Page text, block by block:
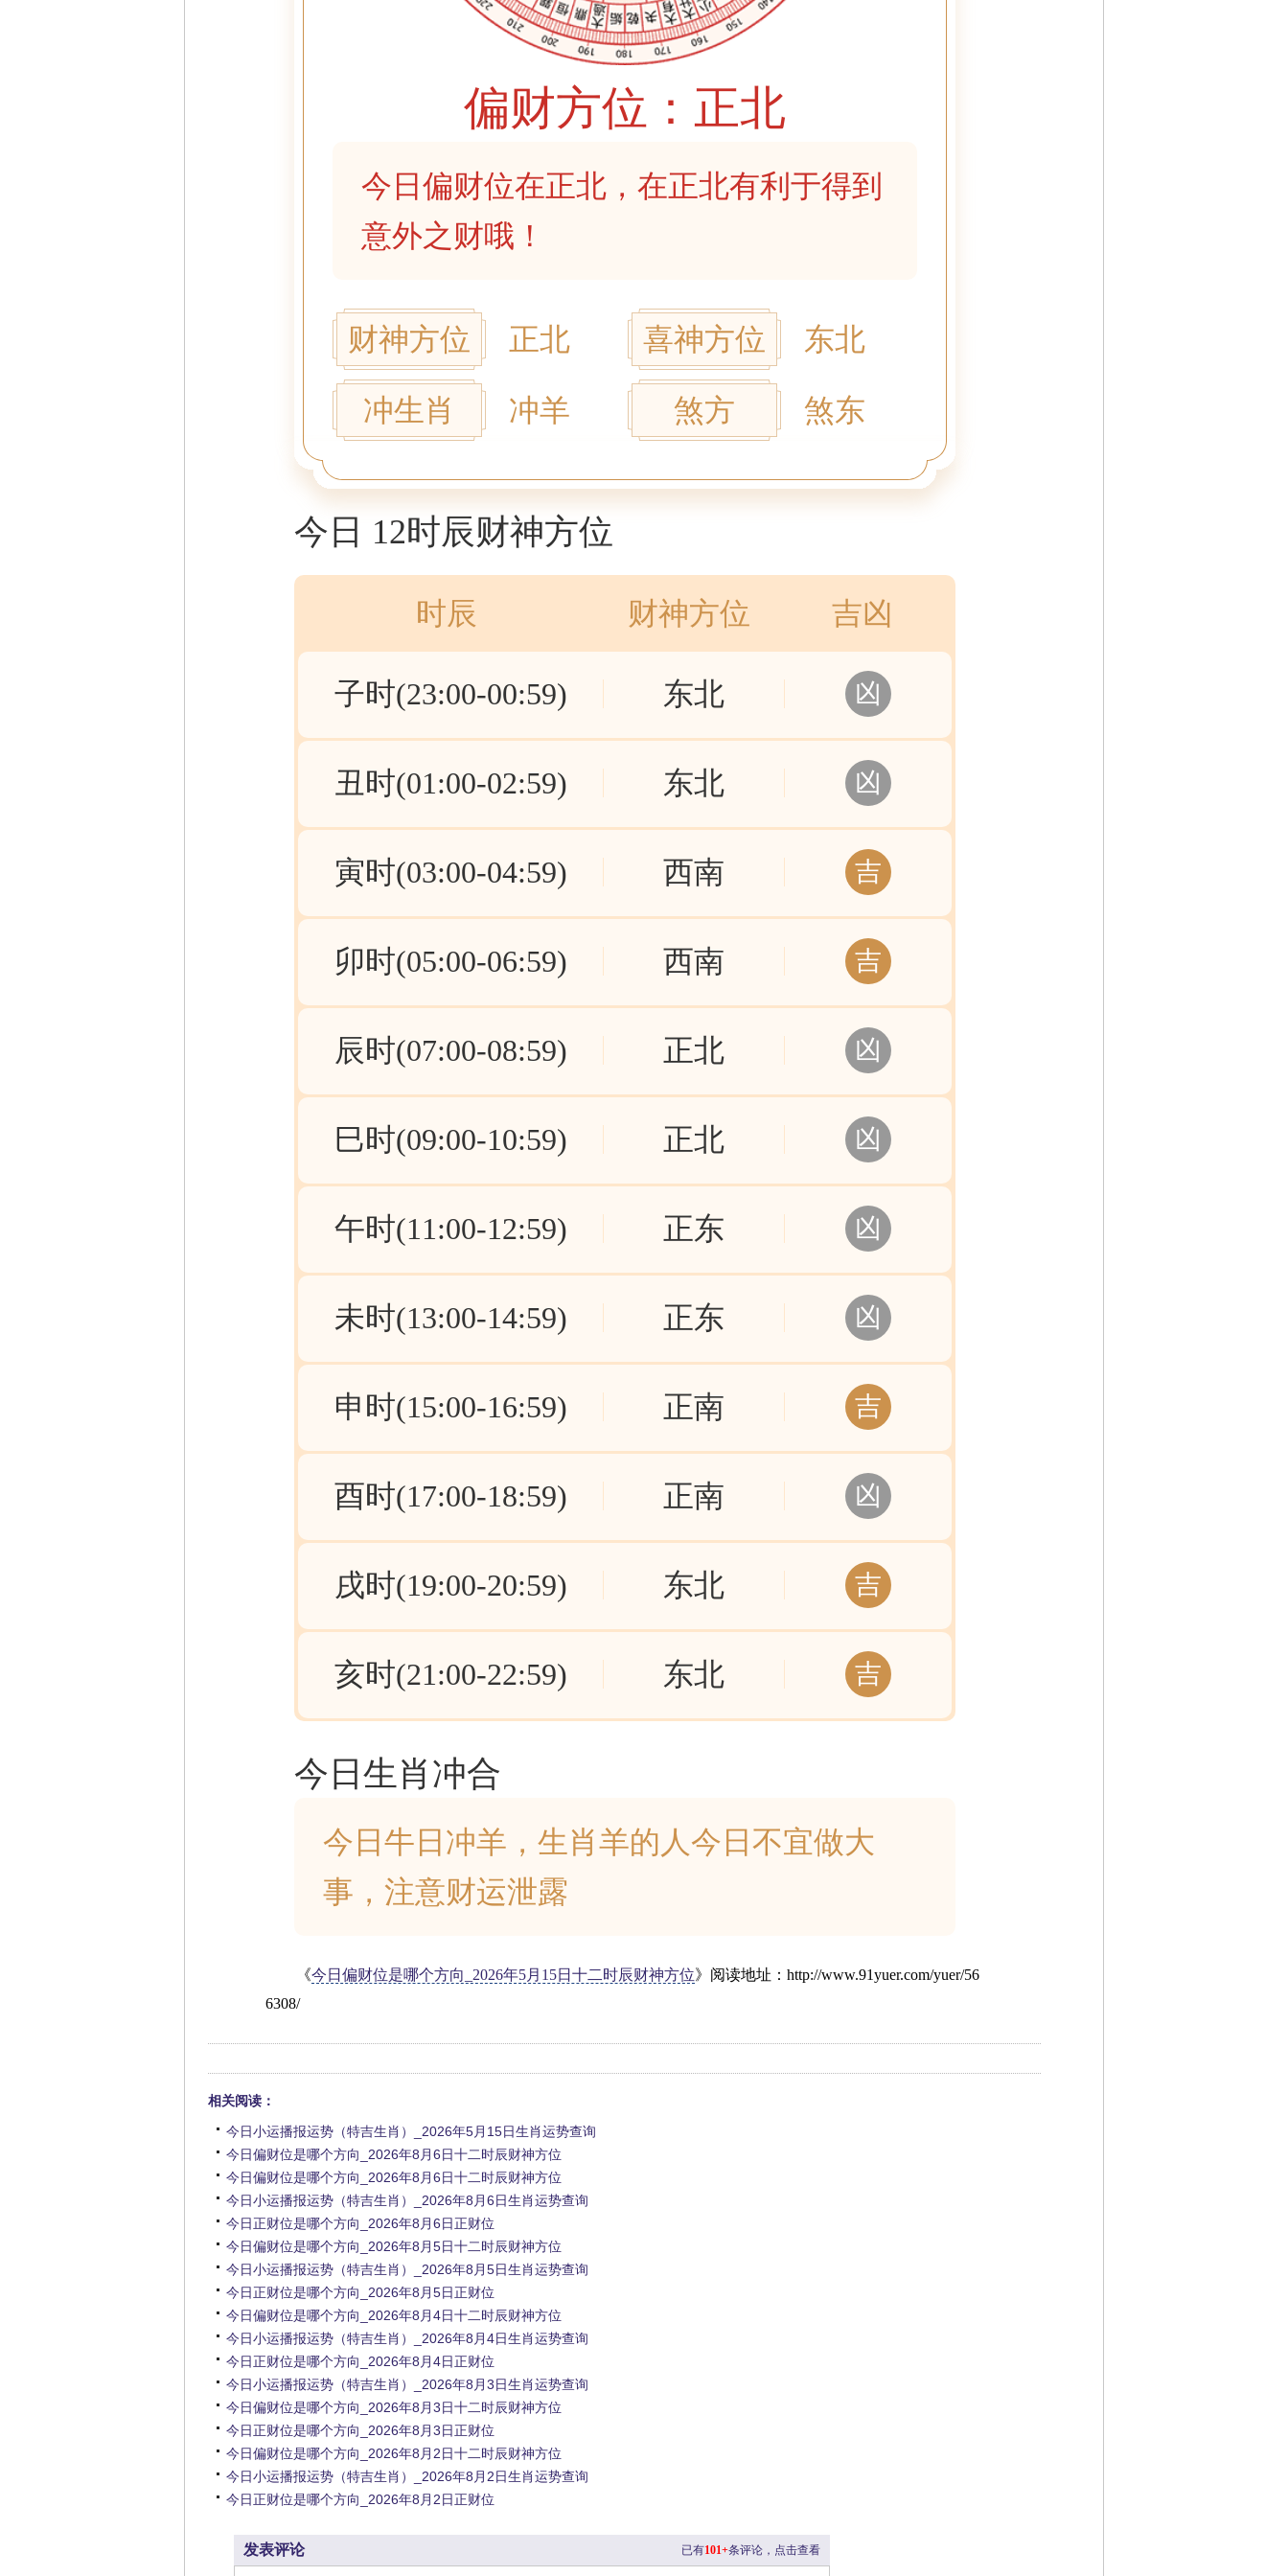
偏财方位：正北
今日偏财位在正北，在正北有利于得到
意外之财哦！
财神方位 正北 喜神方位 东北
冲生肖 冲羊 煞方 煞东
今日 12时辰财神方位
时辰 财神方位 吉凶
子时(23:00-00:59) 东北 凶
丑时(01:00-02:59) 东北 凶
寅时(03:00-04:59) 西南 吉
卯时(05:00-06:59) 西南 吉
辰时(07:00-08:59) 正北 凶
巳时(09:00-10:59) 正北 凶
午时(11:00-12:59) 正东 凶
未时(13:00-14:59) 正东 凶
申时(15:00-16:59) 正南 吉
酉时(17:00-18:59) 正南 凶
戌时(19:00-20:59) 东北 吉
亥时(21:00-22:59) 东北 吉
今日生肖冲合
今日牛日冲羊，生肖羊的人今日不宜做大
事，注意财运泄露
《今日偏财位是哪个方向_2026年5月15日十二时辰财神方位》阅读地址：http://www.91yuer.com/yuer/56
6308/
相关阅读：
今日小运播报运势（特吉生肖）_2026年5月15日生肖运势查询
今日偏财位是哪个方向_2026年8月6日十二时辰财神方位
今日偏财位是哪个方向_2026年8月6日十二时辰财神方位
今日小运播报运势（特吉生肖）_2026年8月6日生肖运势查询
今日正财位是哪个方向_2026年8月6日正财位
今日偏财位是哪个方向_2026年8月5日十二时辰财神方位
今日小运播报运势（特吉生肖）_2026年8月5日生肖运势查询
今日正财位是哪个方向_2026年8月5日正财位
今日偏财位是哪个方向_2026年8月4日十二时辰财神方位
今日小运播报运势（特吉生肖）_2026年8月4日生肖运势查询
今日正财位是哪个方向_2026年8月4日正财位
今日小运播报运势（特吉生肖）_2026年8月3日生肖运势查询
今日偏财位是哪个方向_2026年8月3日十二时辰财神方位
今日正财位是哪个方向_2026年8月3日正财位
今日偏财位是哪个方向_2026年8月2日十二时辰财神方位
今日小运播报运势（特吉生肖）_2026年8月2日生肖运势查询
今日正财位是哪个方向_2026年8月2日正财位
已有101+条评论，点击查看
发表评论